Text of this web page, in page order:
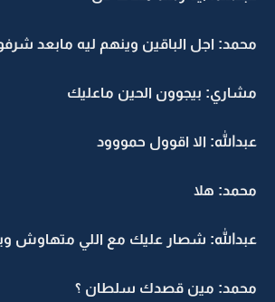
محمد: اجل الباقين وينهم ليه مابعد
مشاري: بيجوون الحين ماعليك
عبدالله: الا اقوول حمووود
محمد: هلا
عبدالله: شصار عليك مع اللي متهاوش
محمد: مين قصدك سلطان ؟